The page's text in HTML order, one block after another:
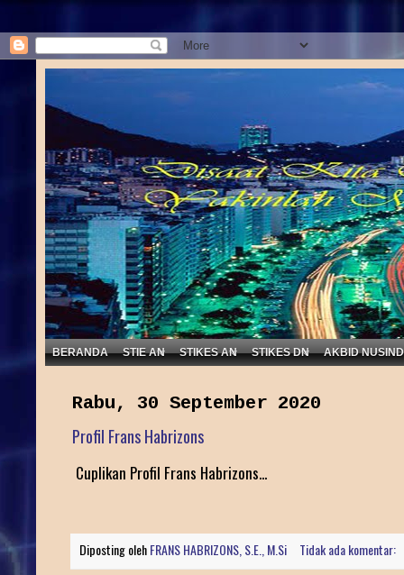
BERANDA STIE AN STIKES AN STIKES DN AKBID
Rabu, 30 September 2020
Profil Frans Habrizons
Cuplikan Profil Frans Habrizons...
Diposting olehFRANS HABRIZONS, S.E., M.Si Tidak ada komentar: